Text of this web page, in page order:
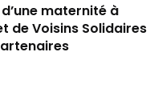
maternité à
de Voisins Solidaires